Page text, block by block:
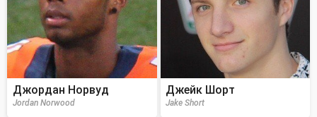
Джордан Норвуд
Jordan Norwood
Джейк Шорт
Jake Short